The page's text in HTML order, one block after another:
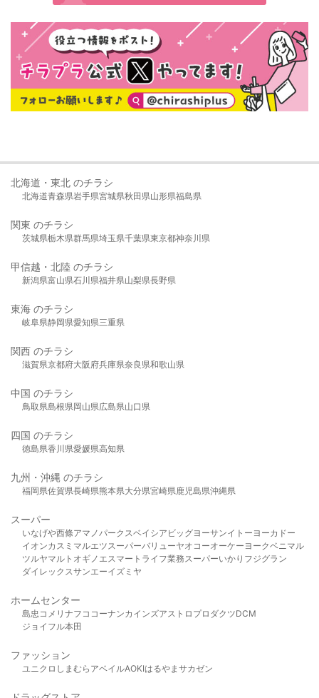
北海道・東北 のチラシ
北海道青森県岩手県宮城県秋田県山形県福島県
関東 のチラシ
茨城県栃木県群馬県埼玉県千葉県東京都神奈川県
甲信越・北陸 のチラシ
新潟県富山県石川県福井県山梨県長野県
東海 のチラシ
岐阜県静岡県愛知県三重県
関西 のチラシ
滋賀県京都府大阪府兵庫県奈良県和歌山県
中国 のチラシ
鳥取県島根県岡山県広島県山口県
四国 のチラシ
徳島県香川県愛媛県高知県
九州・沖縄 のチラシ
福岡県佐賀県長崎県熊本県大分県宮崎県鹿児島県沖縄県
スーパー
いなげや西條アマノパークスベイシア ビッグヨーサンイトーヨーカドー
イオンカスミ マルエツスーパーバリューヤオコーオーケー ヨークベニマル
ツルヤマルト オギノ エスマート ライフ業務スーパーいかり フジグラン
ダイレックスサンエーイズミヤ
ホームセンター
島忠 コメリ ナフコ コーナンカインズアストロプロダクツDCM
ジョイフル本田
ファッション
ユニクロ しまむら アベイルAOKIはるやま サカゼン